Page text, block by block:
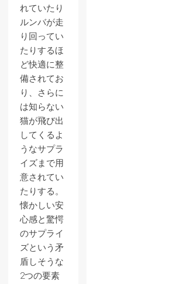
れていたり
ルンバが走
り回ってい
たりするほ
ど快適に整
備されてお
り、さらに
は知らない
猫が飛び出
してくるよ
うなサプラ
イズまで用
意されてい
たりする。
懐かしい安
心感と驚愕
のサプライ
ズという矛
盾しそうな
2つの要素